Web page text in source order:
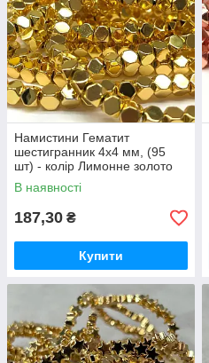
Намистини Гематит
шестигранник 4х4 мм, (95
шт) - колір Лимонне золото
В наявності
187,30 ₴
Купити